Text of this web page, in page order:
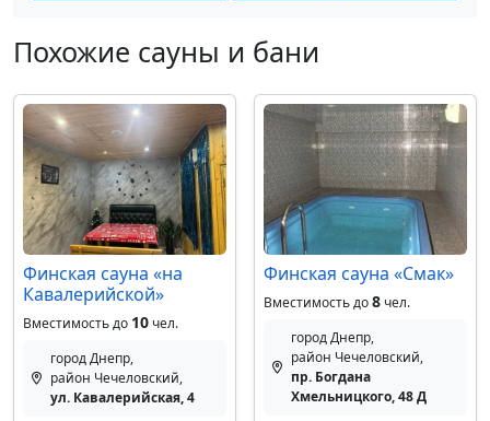
Похожие сауны и бани
Финская сауна «на
Кавалерийской»
Вместимость до 10чел.
город Днепр,
район Чечеловский,
ул. Кавалерийская, 4
Финская сауна «Смак»
Вместимость до8чел.
город Днепр,
район Чечеловский,
пр. Богдана
Хмельницкого, 48 Д